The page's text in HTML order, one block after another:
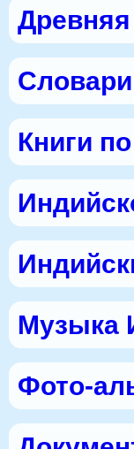
Древняя
Книги
Музыка
Фото-